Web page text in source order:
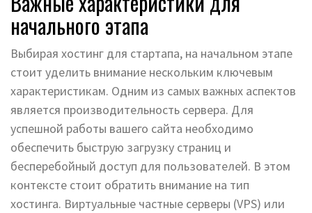
начального этапа
Выбирая хостинг для стартапа, на начальном этапе
стоит уделить внимание нескольким ключевым
характеристикам. Одним из самых важных аспектов
является производительность сервера. Для
успешной работы вашего сайта необходимо
обеспечить быструю загрузку страниц и
бесперебойный доступ для пользователей. В этом
контексте стоит обратить внимание на тип
хостинга. Виртуальные частные серверы (VPS) или